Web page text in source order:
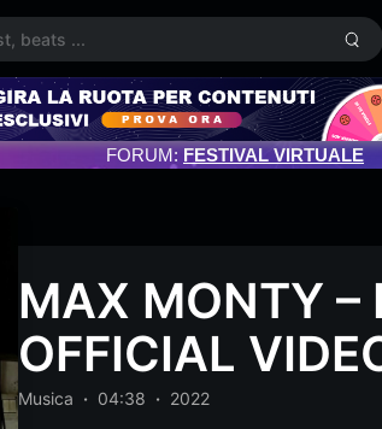
FORUM: FESTIVAL VIRTUALE
MAX MONTY –
OFFICIAL
Musica 04:38 2022